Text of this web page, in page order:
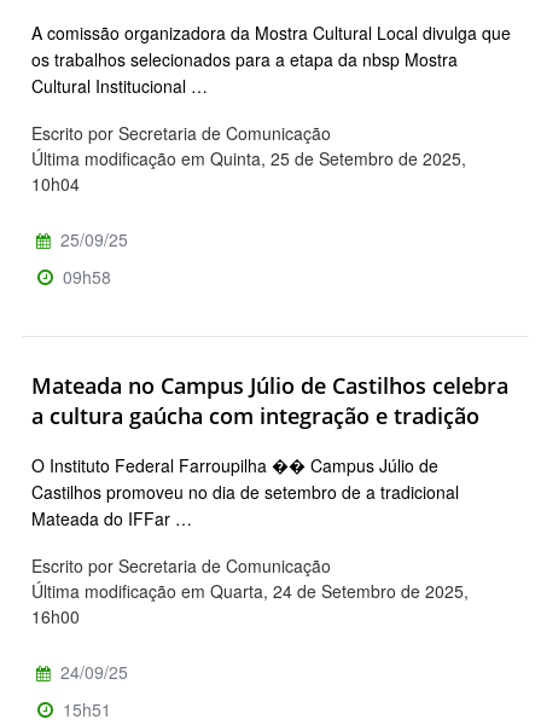
A comissão organizadora da Mostra Cultural Local divulga que
os trabalhos selecionados para a etapa da nbsp Mostra
Cultural Institucional …
Escrito por Secretaria de Comunicação
Última modificação em Quinta, 25 de Setembro de 2025,
10h04
25/09/25
09h58
Mateada no Campus Júlio de Castilhos celebra
a cultura gaúcha com integração e tradição
O Instituto Federal Farroupilha �� Campus Júlio de
Castilhos promoveu no dia de setembro de a tradicional
Mateada do IFFar …
Escrito por Secretaria de Comunicação
Última modificação em Quarta, 24 de Setembro de 2025,
16h00
24/09/25
15h51